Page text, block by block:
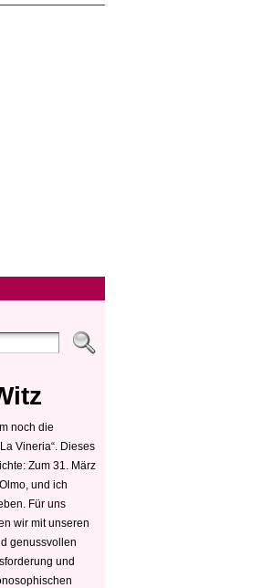
noch die
Vineria“. Dieses
Zum 31. März
und ich
Für uns
wir mit unseren
genussvollen
und